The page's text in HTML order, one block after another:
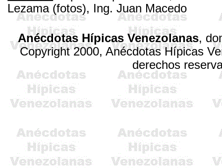
Lezama (fotos), Ing. Juan Macedo
Anécdotas Hípicas Venezolanas,
Copyright 2000, Anécdotas Hípicas
derechos